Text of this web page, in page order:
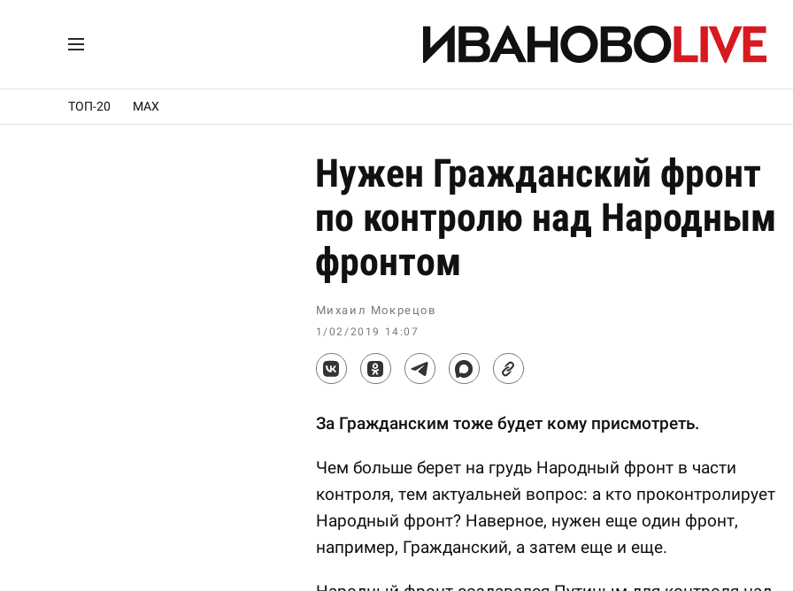
ТОП-20 MAX
Нужен Гражданский фронт
по контролю над Народным
фронтом
Михаил Мокрецов
1/02/2019 14:07
За Гражданским тоже будет кому присмотреть.
Чем больше берет на грудь Народный фронт в части
контроля, тем актуальней вопрос: а кто проконтролирует
Народный фронт? Наверное, нужен еще один фронт,
например, Гражданский, а затем еще и еще.